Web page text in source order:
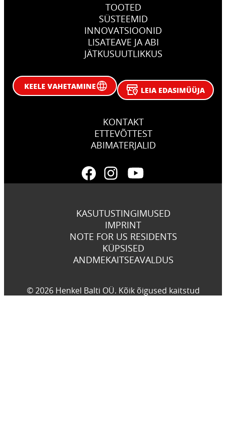
TOOTED
SÜSTEEMID
INNOVATSIOONID
LISATEAVE JA ABI
JÄTKUSUUTLIKKUS
KEELE VAHETAMINE LEIA EDASIMÜÜJA
KONTAKT
ETTEVÕTTEST
ABIMATERJALID
KASUTUSTINGIMUSED
IMPRINT
NOTE FOR US RESIDENTS
KÜPSISED
ANDMEKAITSEAVALDUS
© 2026 Henkel Balti OÜ. Kõik õigused kaitstud